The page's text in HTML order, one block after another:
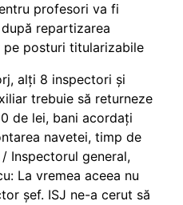
profesori va fi
repartizarea
posturi titularizabile
alți 8 inspectori și
trebuie să returneze
de lei, bani acordați
navetei, timp de
Inspectorul general,
La vremea aceea nu
șef. ISJ ne-a cerut să